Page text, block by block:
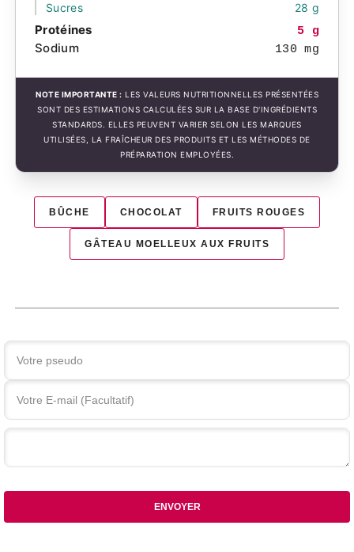
Sucres
28 g
Protéines 5 g
Sodium 130 mg
NOTE IMPORTANTE : LES VALEURS NUTRITIONNELLES PRÉSENTÉES
SONT DES ESTIMATIONS CALCULÉES SUR LA BASE D'INGRÉDIENTS
STANDARDS. ELLES PEUVENT VARIER SELON LES MARQUES
UTILISÉES, LA FRAÎCHEUR DES PRODUITS ET LES MÉTHODES DE
PRÉPARATION EMPLOYÉES.
BÛCHE CHOCOLAT FRUITS ROUGES
GÂTEAU MOELLEUX AUX FRUITS
Votre commentaire
ENVOYER